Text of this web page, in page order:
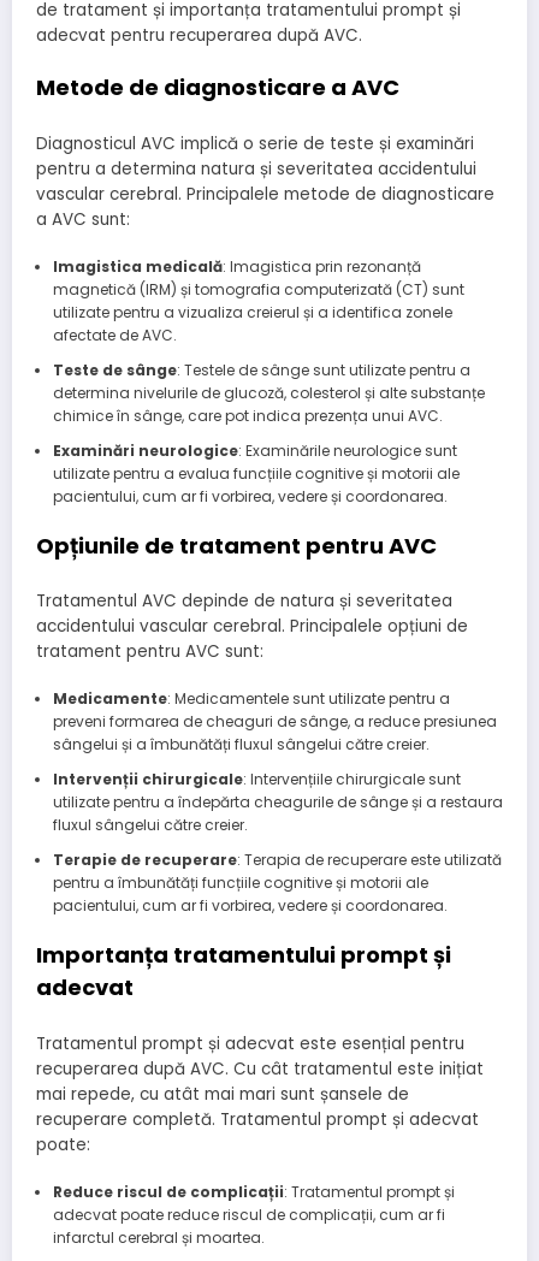
de tratament și importanța tratamentului prompt și
adecvat pentru recuperarea după AVC.
Metode de diagnosticare a AVC
Diagnosticul AVC implică o serie de teste și examinări
pentru a determina natura și severitatea accidentului
vascular cerebral. Principalele metode de diagnosticare
a AVC sunt:
Imagistica medicală: Imagistica prin rezonanță
magnetică (IRM) și tomografia computerizată (CT) sunt
utilizate pentru a vizualiza creierul și a identifica zonele
afectate de AVC.
Teste de sânge: Testele de sânge sunt utilizate pentru a
determina nivelurile de glucoză, colesterol și alte substanțe
chimice în sânge, care pot indica prezența unui AVC.
Examinări neurologice: Examinările neurologice sunt
utilizate pentru a evalua funcțiile cognitive și motorii ale
pacientului, cum ar fi vorbirea, vedere și coordonarea.
Opțiunile de tratament pentru AVC
Tratamentul AVC depinde de natura și severitatea
accidentului vascular cerebral. Principalele opțiuni de
tratament pentru AVC sunt:
Medicamente: Medicamentele sunt utilizate pentru a
preveni formarea de cheaguri de sânge, a reduce presiunea
sângelui și a îmbunătăți fluxul sângelui către creier.
Intervenții chirurgicale: Intervențiile chirurgicale sunt
utilizate pentru a îndepărta cheagurile de sânge și a restaura
fluxul sângelui către creier.
Terapie de recuperare: Terapia de recuperare este utilizată
pentru a îmbunătăți funcțiile cognitive și motorii ale
pacientului, cum ar fi vorbirea, vedere și coordonarea.
Importanța tratamentului prompt și
adecvat
Tratamentul prompt și adecvat este esențial pentru
recuperarea după AVC. Cu cât tratamentul este inițiat
mai repede, cu atât mai mari sunt șansele de
recuperare completă. Tratamentul prompt și adecvat
poate:
Reduce riscul de complicații: Tratamentul prompt și
adecvat poate reduce riscul de complicații, cum ar fi
infarctul cerebral și moartea.